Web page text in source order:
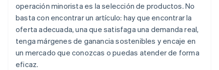
operación minorista es la selección de productos. No
basta con encontrar un artículo: hay que encontrar la
oferta adecuada, una que satisfaga una demanda real,
tenga márgenes de ganancia sostenibles y encaje en
un mercado que conozcas o puedas atender de forma
eficaz.